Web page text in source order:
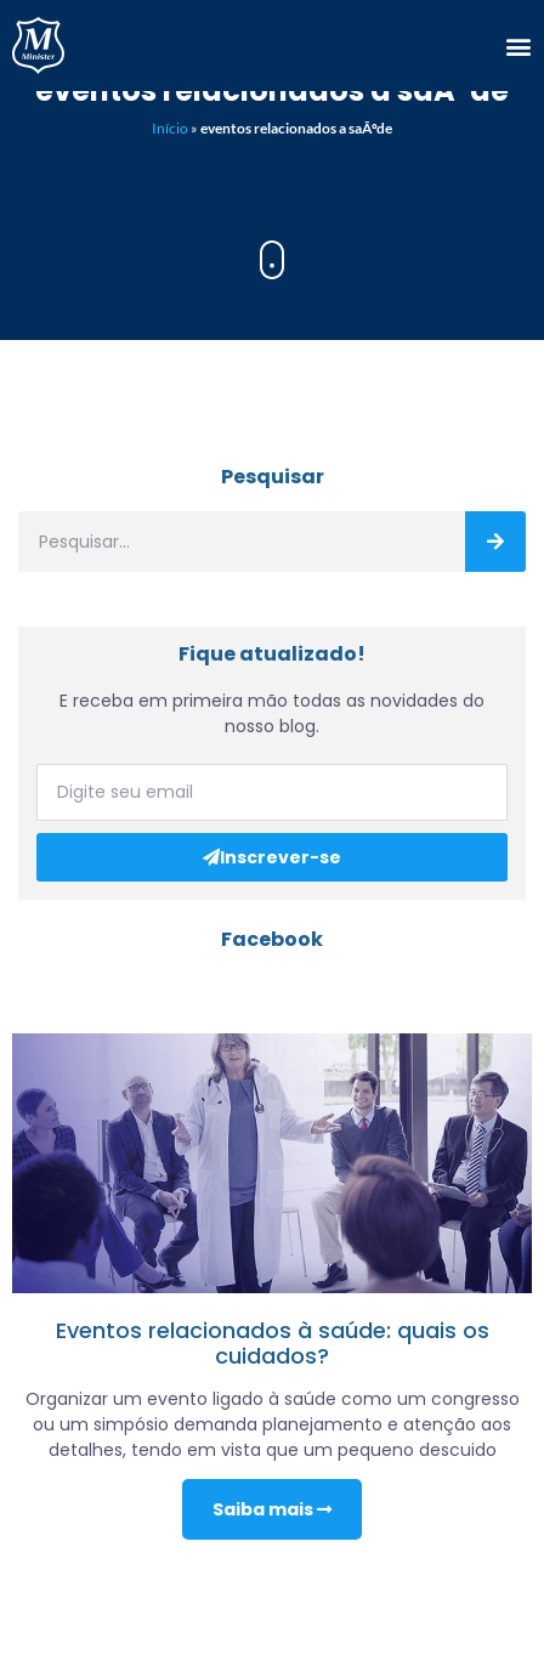
eventos relacionados a saÃºde
Início » eventos relacionados a saÃºde
Pesquisar
Fique atualizado!
E receba em primeira mão todas as novidades do
nosso blog.
Inscrever-se
Facebook
Eventos relacionados à saúde: quais os
cuidados?
Organizar um evento ligado à saúde como um congresso
ou um simpósio demanda planejamento e atenção aos
detalhes, tendo em vista que um pequeno descuido
Saiba mais